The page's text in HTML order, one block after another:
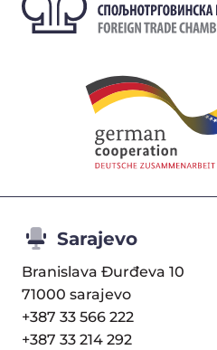
Sarajevo
Branislava Đurđeva 10
71000 sarajevo
+387 33 566 222
+387 33 214 292